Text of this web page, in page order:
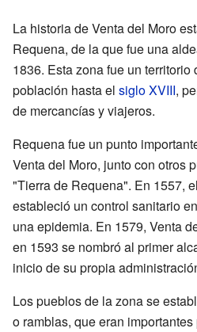
La historia de Venta del Moro
Requena, de la que fue una
1836. Esta zona fue un territorio
población hasta el siglo XVIII,
de mercancías y viajeros.
Requena fue un punto
Venta del Moro, junto con otros
"Tierra de Requena". En 1557,
estableció un control sanitario
una epidemia. En 1579, Venta
en 1593 se nombró al primer
inicio de su propia
Los pueblos de la zona se
o ramblas, que eran